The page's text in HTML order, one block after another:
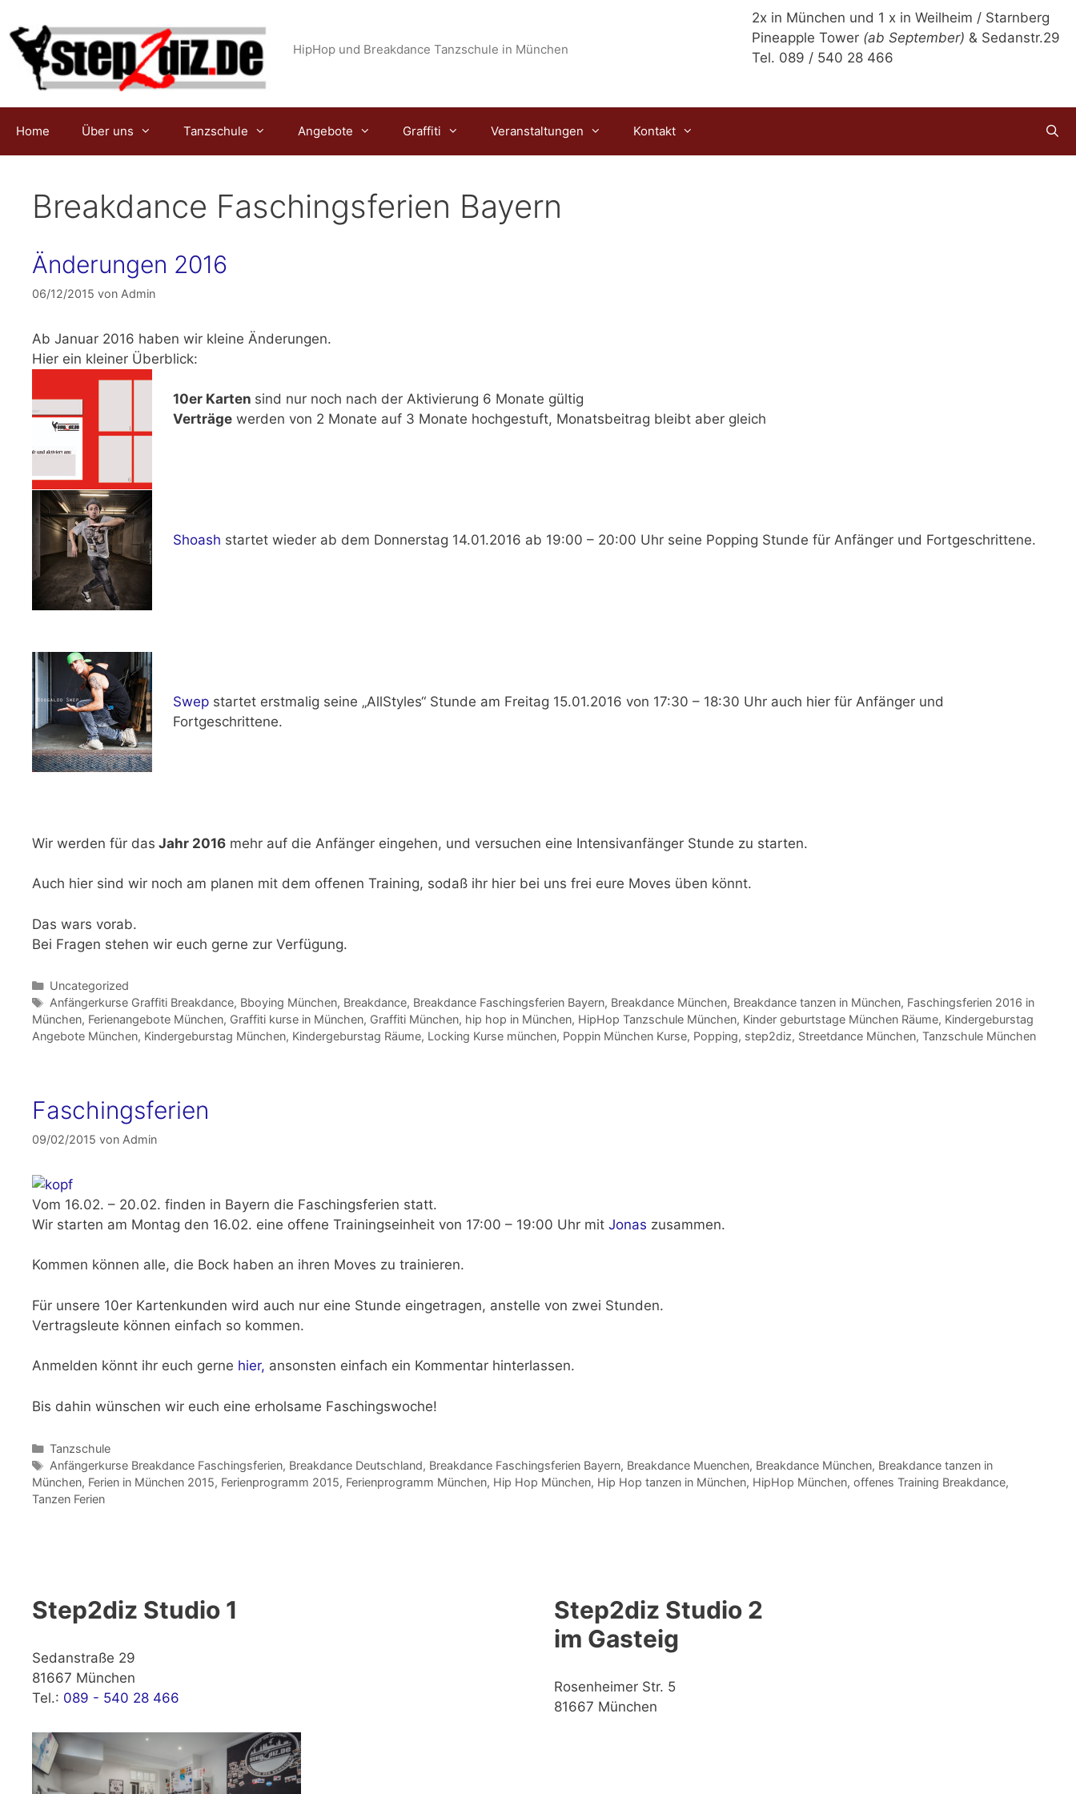
Inhalt
springen
2x in München und 1 x in Weilheim / Starnberg
Pineapple Tower (ab September) & Sedanstr.29
Tel. 089 / 540 28 466
HipHop und Breakdance Tanzschule in München
Home Über uns Tanzschule Angebote Graffiti Veranstaltungen Kontakt
Breakdance Faschingsferien Bayern
Änderungen 2016
06/12/2015 von Admin
Ab Januar 2016 haben wir kleine Änderungen.
Hier ein kleiner Überblick:
10er Karten sind nur noch nach derAktivierung 6 Monate gültig
Verträgewerden von 2 Monate auf 3 Monate hochgestuft, Monatsbeitrag bleibt aber gleich
Shoash startet wieder ab dem Donnerstag 14.01.2016 ab 19:00 – 20:00 Uhr seine Popping Stunde für Anfänger und Fortgeschrittene.
Swep startet erstmalig seine „AllStyles“ Stunde am Freitag 15.01.2016 von 17:30 – 18:30 Uhr auch hier für Anfänger und
Fortgeschrittene.
Wir werden für das Jahr 2016 mehr auf die Anfänger eingehen, und versuchen eine Intensivanfänger Stunde zu starten.
Auch hier sind wir noch am planen mit dem offenen Training, sodaß ihr hier bei uns frei eure Moves üben könnt.
Das wars vorab.
Bei Fragen stehen wir euch gerne zur Verfügung.
Kategorien
Uncategorized
Schlagwörter
Anfängerkurse Graffiti Breakdance, Bboying München, Breakdance, Breakdance Faschingsferien Bayern, Breakdance München, Breakdance tanzen in München, Faschingsferien 2016 in
München, Ferienangebote München, Graffiti kurse in München, Graffiti München, hip hop in München, HipHop Tanzschule München, Kinder geburtstage München Räume, Kindergeburstag
Angebote München, Kindergeburstag München, Kindergeburstag Räume, Locking Kurse münchen, Poppin München Kurse, Popping, step2diz, Streetdance München, Tanzschule München
Faschingsferien
09/02/2015 von Admin
Vom 16.02. – 20.02. finden in Bayern die Faschingsferien statt.
Wir starten am Montag den 16.02. eine offene Trainingseinheit von 17:00 – 19:00 Uhr mit Jonas zusammen.
Kommen können alle, die Bock haben an ihren Moves zu trainieren.
Für unsere 10er Kartenkunden wird auch nur eine Stunde eingetragen, anstelle von zwei Stunden.
Vertragsleute können einfach so kommen.
Anmelden könnt ihr euch gerne hier, ansonsten einfach ein Kommentar hinterlassen.
Bis dahin wünschen wir euch eine erholsame Faschingswoche!
Kategorien
Tanzschule
Schlagwörter
Anfängerkurse Breakdance Faschingsferien, Breakdance Deutschland, Breakdance Faschingsferien Bayern, Breakdance Muenchen, Breakdance München, Breakdance tanzen in
München, Ferien in München 2015, Ferienprogramm 2015, Ferienprogramm München, Hip Hop München, Hip Hop tanzen in München, HipHop München, offenes Training Breakdance,
Tanzen Ferien
Step2diz Studio 1
Sedanstraße 29
81667 München
Tel.: 089 - 540 28 466
Step2diz Studio 2
im Gasteig
Rosenheimer Str. 5
81667 München